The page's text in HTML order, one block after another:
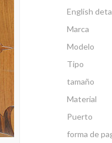
English
Marca
Modelo
Tipo
tamaño
Material
Puerto
forma de